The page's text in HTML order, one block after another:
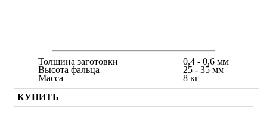
Толщина заготовки
Высота фальца
Масса
0,4 - 0,6 мм
25 - 35 мм
8 кг
КУПИТЬ